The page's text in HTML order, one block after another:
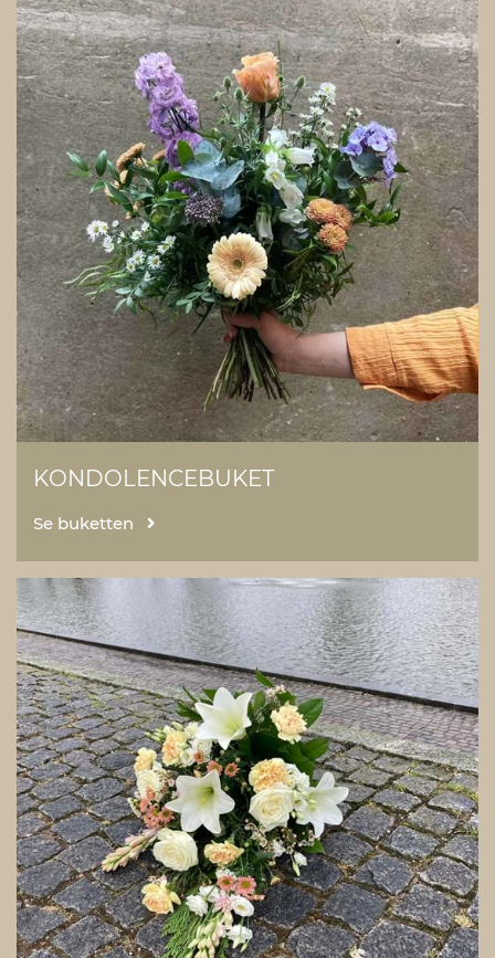
KONDOLENCEBUKET
Se buketten